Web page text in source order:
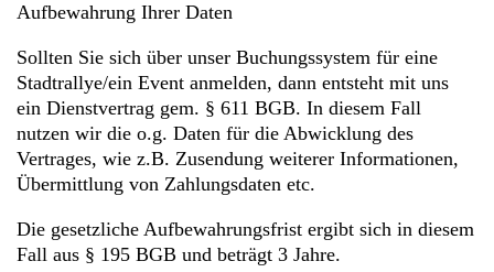
Aufbewahrung Ihrer Daten
Sollten Sie sich über unser Buchungssystem für eine
Stadtrallye/ein Event anmelden, dann entsteht mit uns
ein Dienstvertrag gem. § 611 BGB. In diesem Fall
nutzen wir die o.g. Daten für die Abwicklung des
Vertrages, wie z.B. Zusendung weiterer Informationen,
Übermittlung von Zahlungsdaten etc.
Die gesetzliche Aufbewahrungsfrist ergibt sich in diesem
Fall aus § 195 BGB und beträgt 3 Jahre.